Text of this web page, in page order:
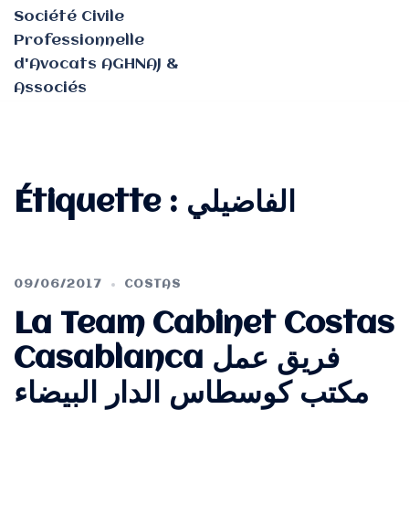
Société Civile
Professionnelle
d'Avocats AGHNAJ &
Associés
Étiquette : الفاضيلي
09/06/2017 COSTAS
La Team Cabinet Costas
Casablanca فريق عمل
مكتب كوسطاس الدار البيضاء